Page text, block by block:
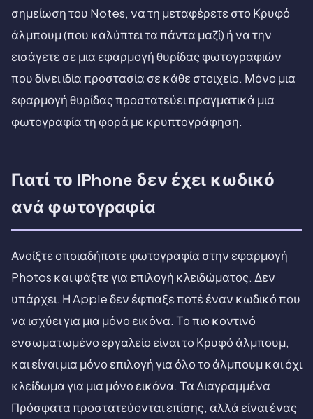
σημείωση του Notes, να τη μεταφέρετε στο Κρυφό
άλμπουμ (που καλύπτει τα πάντα μαζί) ή να την
εισάγετε σε μια εφαρμογή θυρίδας φωτογραφιών
που δίνει ιδία προστασία σε κάθε στοιχείο. Μόνο μια
εφαρμογή θυρίδας προστατεύει πραγματικά μια
φωτογραφία τη φορά με κρυπτογράφηση.
Γιατί το iPhone δεν έχει κωδικό
ανά φωτογραφία
Ανοίξτε οποιαδήποτε φωτογραφία στην εφαρμογή
Photos και ψάξτε για επιλογή κλειδώματος. Δεν
υπάρχει. Η Apple δεν έφτιαξε ποτέ έναν κωδικό που
να ισχύει για μια μόνο εικόνα. Το πιο κοντινό
ενσωματωμένο εργαλείο είναι το Κρυφό άλμπουμ,
και είναι μια μόνο επιλογή για όλο το άλμπουμ και όχι
κλείδωμα για μια μόνο εικόνα. Τα Διαγραμμένα
Πρόσφατα προστατεύονται επίσης, αλλά είναι ένας